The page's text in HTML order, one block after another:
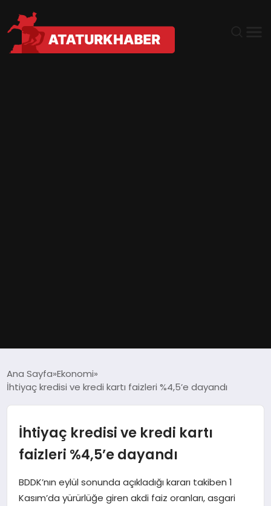
DÜNYA
EĞITIM
EKONOMI
MAGAZIN
Ana Sayfa Ekonomi
İhtiyaç kredisi ve kredi kartı faizleri %4,5’e dayandı
İhtiyaç kredisi ve kredi kartı
faizleri %4,5’e dayandı
BDDK’nın eylül sonunda açıkladığı kararı takiben 1
Kasım’da yürürlüğe giren akdi faiz oranları, asgari